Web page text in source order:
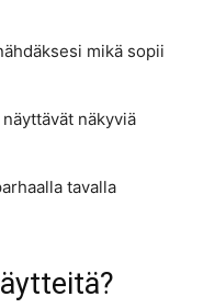
mikä sopii
näkyviä
tavalla